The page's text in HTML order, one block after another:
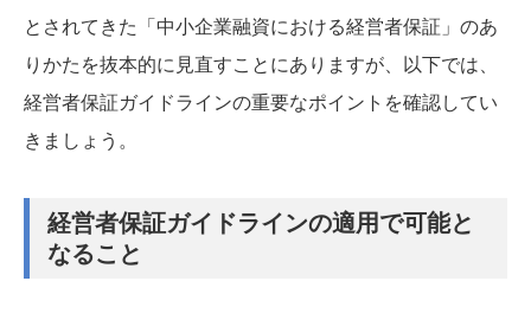
とされてきた「中小企業融資における経営者保証」のあ
りかたを抜本的に見直すことにありますが、以下では、
経営者保証ガイドラインの重要なポイントを確認してい
きましょう。
経営者保証ガイドラインの適用で可能と
なること